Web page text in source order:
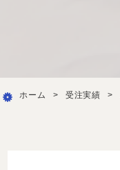
ホーム > 受注実績 >